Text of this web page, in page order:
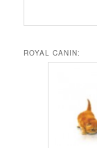
ROYAL CANIN: